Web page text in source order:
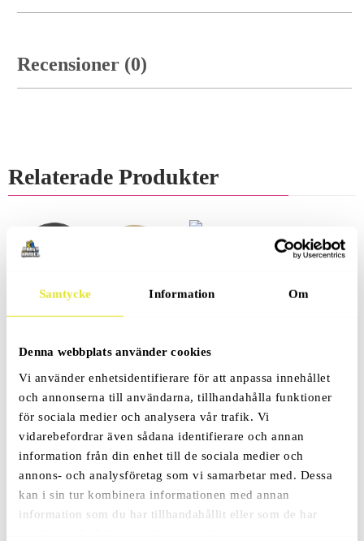
Samtycke Information Om
Denna webbplats använder cookies
Vi använder enhetsidentifierare för att anpassa innehållet
och annonserna till användarna, tillhandahålla funktioner
för sociala medier och analysera vår trafik. Vi
vidarebefordrar även sådana identifierare och annan
information från din enhet till de sociala medier och
annons- och analysföretag som vi samarbetar med. Dessa
kan i sin tur kombinera informationen med annan
information som du har tillhandahållit eller som de har
Recensioner (0)
Relaterade Produkter
10-Pack
99Kr
Folieballong Fotboll